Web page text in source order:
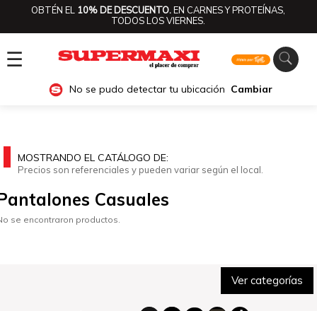
OBTÉN EL 10% DE DESCUENTO.EN CARNES Y PROTEÍNAS,
TODOS LOS VIERNES.
☰
No se pudo detectar tu ubicación Cambiar
Ver categorías
MOSTRANDO EL CATÁLOGO DE:
Precios son referenciales y pueden variar según el local.
Casuales
se encontraron productos.